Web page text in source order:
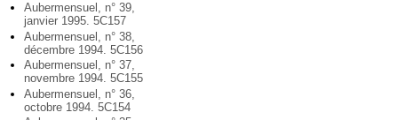
Aubermensuel, n° 39,
janvier 1995. 5C157
Aubermensuel, n° 38,
décembre 1994. 5C156
Aubermensuel, n° 37,
novembre 1994. 5C155
Aubermensuel, n° 36,
octobre 1994. 5C154